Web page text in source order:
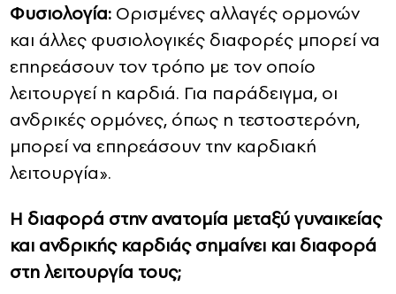
Φυσιολογία: Ορισμένες αλλαγές ορμονών
και άλλες φυσιολογικές διαφορές μπορεί να
επηρεάσουν τον τρόπο με τον οποίο
λειτουργεί η καρδιά. Για παράδειγμα, οι
ανδρικές ορμόνες, όπως η τεστοστερόνη,
μπορεί να επηρεάσουν την καρδιακή
λειτουργία».
Η διαφορά στην ανατομία μεταξύ γυναικείας
και ανδρικής καρδιάς σημαίνει και διαφορά
στη λειτουργία τους;